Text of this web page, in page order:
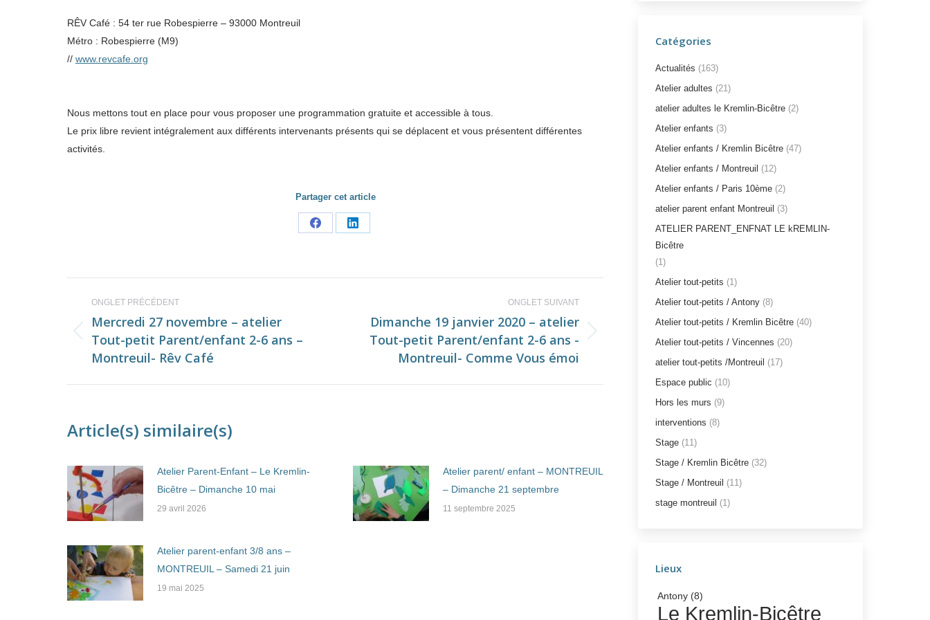
RÊV Café : 54 ter rue Robespierre – 93000 Montreuil
Métro : Robespierre (M9)
// www.revcafe.org
Nous mettons tout en place pour vous proposer une programmation gratuite et accessible à tous.
Le prix libre revient intégralement aux différents intervenants présents qui se déplacent et vous présentent différentes
activités.
Partager cet article
Share
Share
Navigation
de
commentaire
ONGLET PRÉCÉDENT
Onglet
précédent
Mercredi 27 novembre – atelier
Tout-petit Parent/enfant 2-6 ans –
Montreuil- Rêv Café
ONGLET SUIVANT
Onglet
Dimanche 19 janvier 2020 – atelier
Tout-petit Parent/enfant 2-6 ans -
Montreuil- Comme Vous émoi
Article(s) similaire(s)
Atelier Parent-Enfant – Le Kremlin-
Bicêtre – Dimanche 10 mai
29 avril 2026
Atelier parent/ enfant – MONTREUIL
– Dimanche 21 septembre
11 septembre 2025
Atelier parent-enfant 3/8 ans –
MONTREUIL – Samedi 21 juin
19 mai 2025
Catégories
Actualités (163)
Atelier adultes (21)
atelier adultes le Kremlin-Bicêtre (2)
Atelier enfants (3)
Atelier enfants / Kremlin Bicêtre (47)
Atelier enfants / Montreuil (12)
Atelier enfants / Paris 10ème (2)
atelier parent enfant Montreuil (3)
ATELIER PARENT_ENFNAT LE kREMLIN-
Bicêtre
(1)
Atelier tout-petits (1)
Atelier tout-petits / Antony (8)
Atelier tout-petits / Kremlin Bicêtre (40)
Atelier tout-petits / Vincennes (20)
atelier tout-petits /Montreuil (17)
Espace public (10)
Hors les murs (9)
interventions (8)
Stage (11)
Stage / Kremlin Bicêtre (32)
Stage / Montreuil (11)
stage montreuil (1)
Lieux
Antony (8)
Le Kremlin-Bicêtre